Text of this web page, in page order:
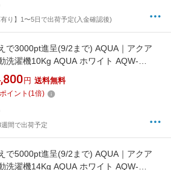
有り】1〜5日で出荷予定(入金確認後)
で3000pt進呈(9/2まで) AQUA｜アクア
洗濯機10Kg AQUA ホワイト AQW-
[洗濯10.0kg /上開き /簡易乾燥(送風
【rb_makerA】
円 送料無料
ポイント (1倍)
間で出荷予定
で5000pt進呈(9/2まで) AQUA｜アクア
洗濯機14Kg AQUA ホワイト AQW-